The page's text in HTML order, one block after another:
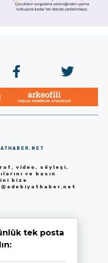
video, söyleşi,
ve basın
bize
tek posta